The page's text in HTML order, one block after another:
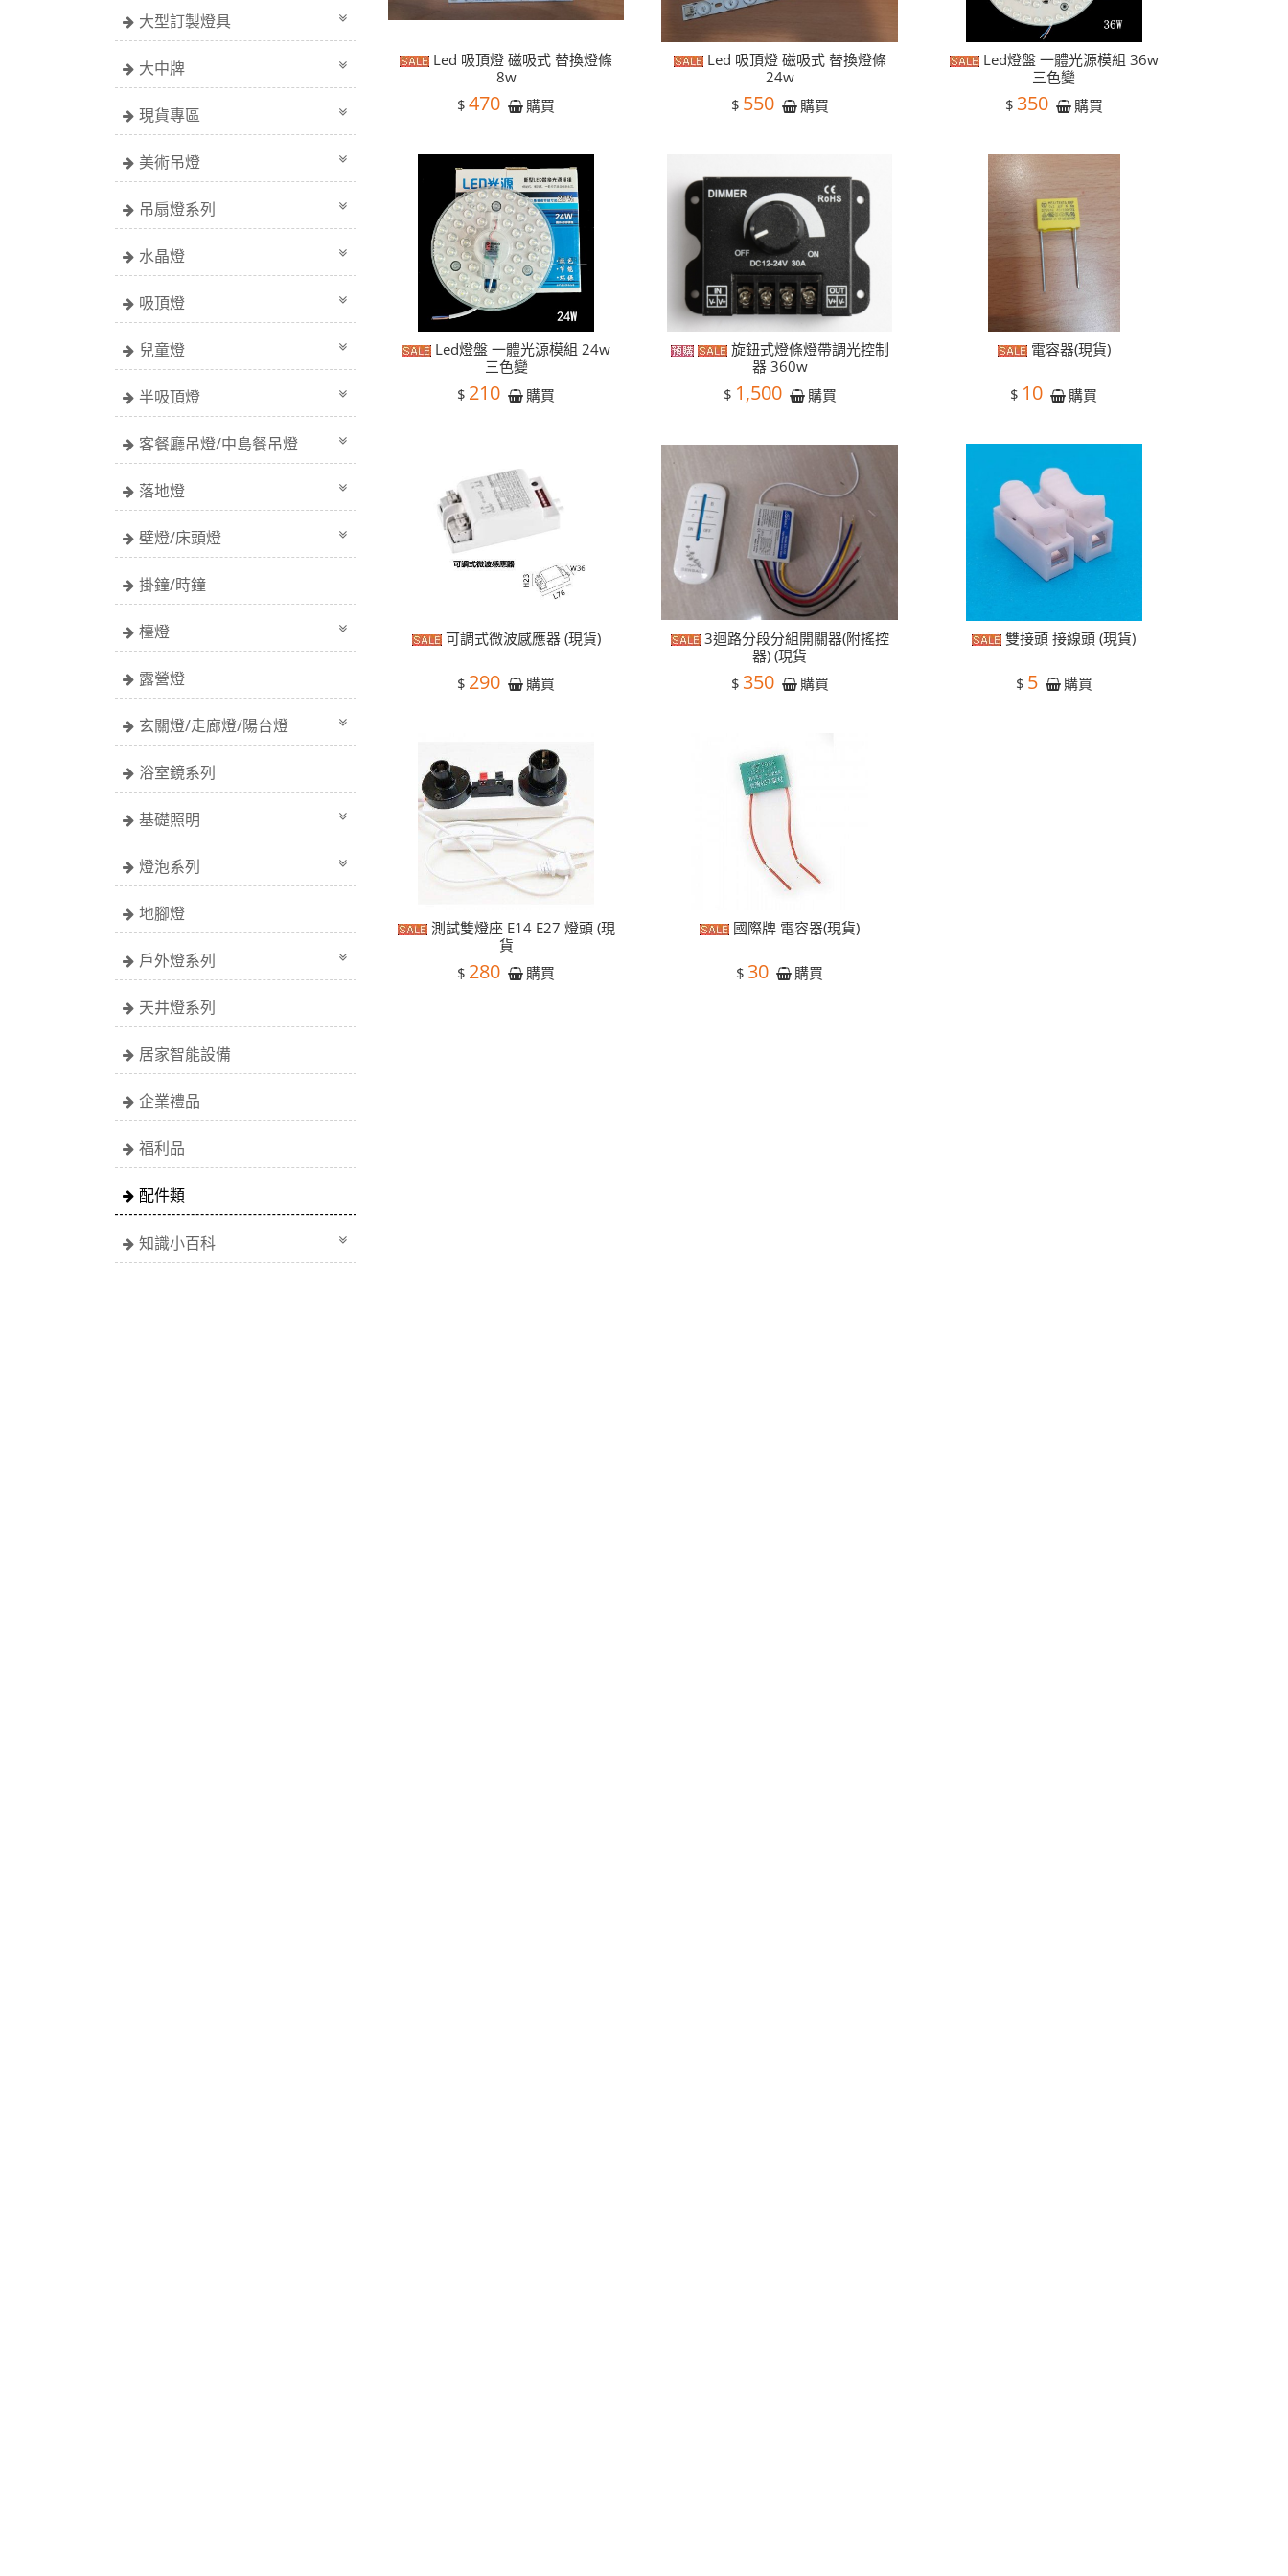
大型訂製燈具
大中牌
現貨專區
美術吊燈
吊扇燈系列
水晶燈
吸頂燈
兒童燈
半吸頂燈
客餐廳吊燈/中島餐吊燈
落地燈
壁燈/床頭燈
掛鐘/時鐘
檯燈
露營燈
玄關燈/走廊燈/陽台燈
浴室鏡系列
基礎照明
燈泡系列
地腳燈
戶外燈系列
天井燈系列
居家智能設備
企業禮品
福利品
配件類
知識小百科
Led 吸頂燈 磁吸式 替換燈條
8w
$ 470 購買
Led 吸頂燈 磁吸式 替換燈條
24w
$ 550 購買
Led燈盤 一體光源模組 36w
三色變
$ 350 購買
Led燈盤 一體光源模組 24w
三色變
$ 210 購買
旋鈕式燈條燈帶調光控制
器 360w
$ 1,500 購買
電容器(現貨)
$ 10 購買
可調式微波感應器 (現貨)
$ 290 購買
3迴路分段分組開關器(附搖控
器) (現貨
$ 350 購買
雙接頭 接線頭 (現貨)
$ 5 購買
測試雙燈座 E14 E27 燈頭 (現
貨
$ 280 購買
國際牌 電容器(現貨)
$ 30 購買